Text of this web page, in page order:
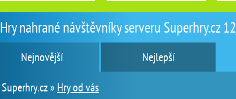
Hry nahrané návštěvníky serveru Superhry.cz
Nejnovější
Nejlepší
Superhry.cz » Hry od vás